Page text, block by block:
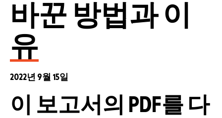
바꾼 방법과 이
유
2022년 9월 15일
이 보고서의 PDF를 다